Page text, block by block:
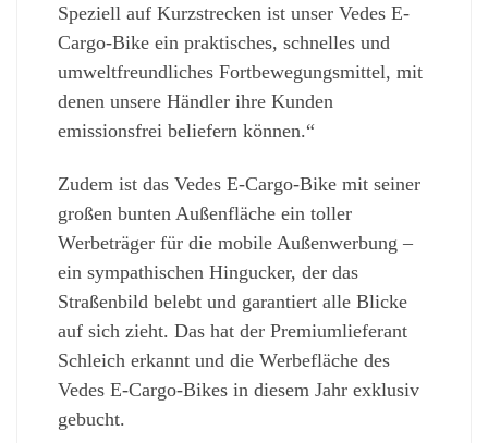
Speziell auf Kurzstrecken ist unser Vedes E-
Cargo-Bike ein praktisches, schnelles und
umweltfreundliches Fortbewegungsmittel, mit
denen unsere Händler ihre Kunden
emissionsfrei beliefern können.“
Zudem ist das Vedes E-Cargo-Bike mit seiner
großen bunten Außenfläche ein toller
Werbeträger für die mobile Außenwerbung –
ein sympathischen Hingucker, der das
Straßenbild belebt und garantiert alle Blicke
auf sich zieht. Das hat der Premiumlieferant
Schleich erkannt und die Werbefläche des
Vedes E-Cargo-Bikes in diesem Jahr exklusiv
gebucht.